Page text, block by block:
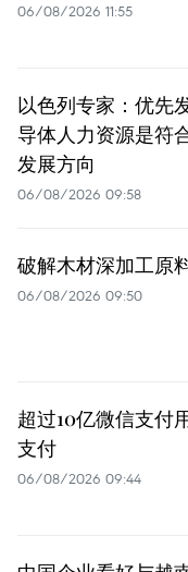
06/08/2026 11:55
以色列专家：优先
导体人力资源是符
发展方向
06/08/2026 09:58
破解木材深加工原
06/08/2026 09:50
超过10亿微信支付
支付
06/08/2026 09:44